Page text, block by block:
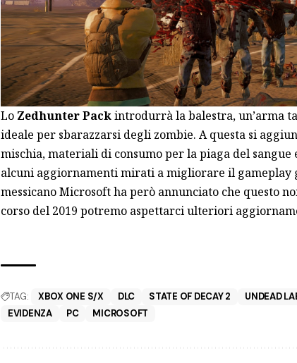
LoZedhunter Packintrodurrà la balestra, un’arma
ideale per sbarazzarsi degli zombie. A questa si
mischia, materiali di consumo per la piaga del
alcuni aggiornamenti mirati a migliorare il gameplay
messicano Microsoft ha però annunciato che questo
corso del 2019 potremo aspettarci ulteriori
TAG: XBOX ONE S/X DLC STATE OF DECAY 2 UNDEAD
EVIDENZA
PC MICROSOFT